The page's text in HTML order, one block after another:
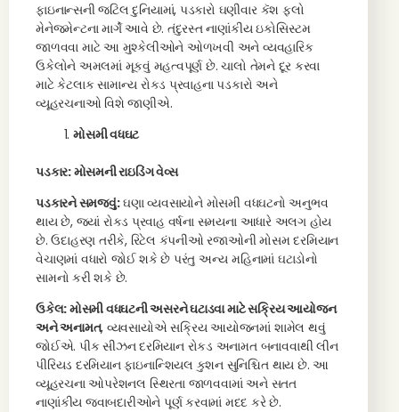
ફાઇનાન્સની જટિલ દુનિયામાં, પડકારો ઘણીવાર કૅશ ફ્લો
મેનેજમેન્ટના માર્ગે આવે છે. તંદુરસ્ત નાણાંકીય ઇકોસિસ્ટમ
જાળવવા માટે આ મુશ્કેલીઓને ઓળખવી અને વ્યવહારિક
ઉકેલોને અમલમાં મૂકવું મહત્વપૂર્ણ છે. ચાલો તેમને દૂર કરવા
માટે કેટલાક સામાન્ય રોકડ પ્રવાહના પડકારો અને
વ્યૂહરચનાઓ વિશે જાણીએ.
મોસમી વધઘટ
પડકાર: મોસમની રાઇડિંગ વેવ્સ
પડકારને સમજવું:ઘણા વ્યવસાયોને મોસમી વધઘટનો અનુભવ
થાય છે, જ્યાં રોકડ પ્રવાહ વર્ષના સમયના આધારે અલગ હોય
છે. ઉદાહરણ તરીકે, રિટેલ કંપનીઓ રજાઓની મોસમ દરમિયાન
વેચાણમાં વધારો જોઈ શકે છે પરંતુ અન્ય મહિનામાં ઘટાડોનો
સામનો કરી શકે છે.
ઉકેલ: મોસમી વધઘટની અસરને ઘટાડવા માટે સક્રિય આયોજન
અને અનામત, વ્યવસાયોએ સક્રિય આયોજનમાં શામેલ થવું
જોઈએ. પીક સીઝન દરમિયાન રોકડ અનામત બનાવવાથી લીન
પીરિયડ દરમિયાન ફાઇનાન્શિયલ કુશન સુનિશ્ચિત થાય છે. આ
વ્યૂહરચના ઓપરેશનલ સ્થિરતા જાળવવામાં અને સતત
નાણાંકીય જવાબદારીઓને પૂર્ણ કરવામાં મદદ કરે છે.